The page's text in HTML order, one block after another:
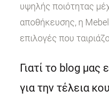
υψηλής ποιότητας
αποθήκευσης, η
επιλογές που
Γιατί το blog μας
για την τέλεια